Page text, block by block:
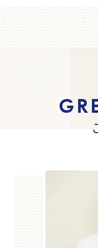
2026/3/4（水）午
2026/4/8（水）
す。
お知
令和８年３月７
イベントを行います！
ふくだ整形外科リ
第２回リウマ